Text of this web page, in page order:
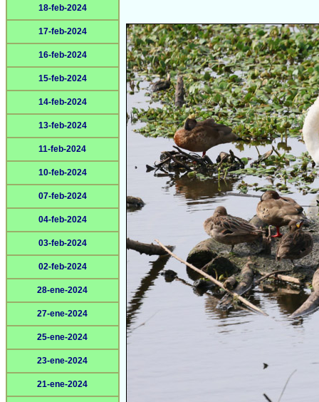
18-feb-2024
17-feb-2024
16-feb-2024
15-feb-2024
14-feb-2024
13-feb-2024
11-feb-2024
10-feb-2024
07-feb-2024
04-feb-2024
03-feb-2024
02-feb-2024
28-ene-2024
27-ene-2024
25-ene-2024
23-ene-2024
21-ene-2024